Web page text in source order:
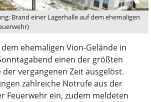
Brand einer Lagerhalle auf dem ehemaligen
ehemaligen Vion-Gelände in
einen der größten
vergangenen Zeit ausgelöst.
zahlreiche Notrufe aus der
Feuerwehr ein, zudem meldeten